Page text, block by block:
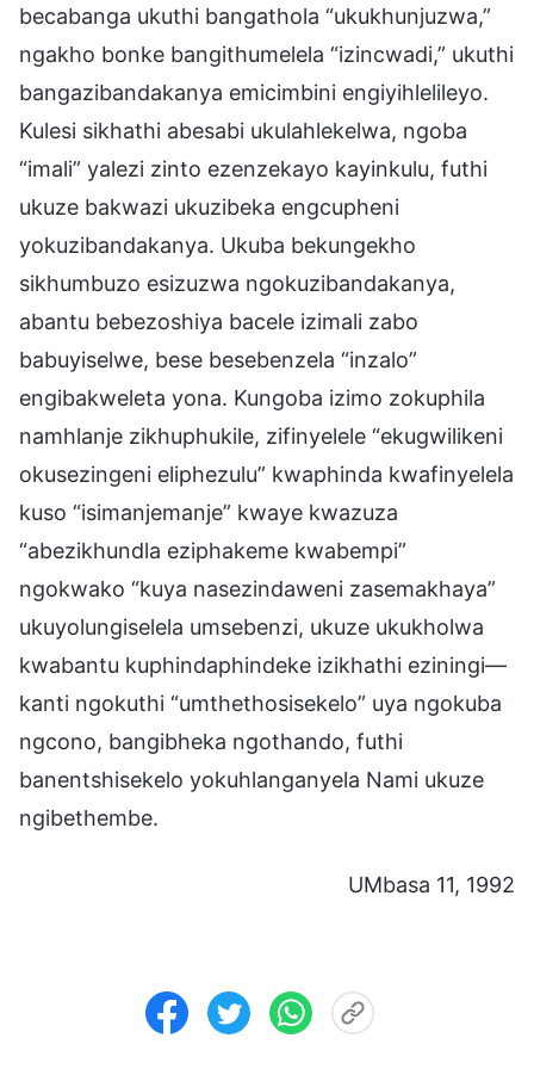
becabanga ukuthi bangathola “ukukhunjuzwa,”
ngakho bonke bangithumelela “izincwadi,” ukuthi
bangazibandakanya emicimbini engiyihlelileyo.
Kulesi sikhathi abesabi ukulahlekelwa, ngoba
“imali” yalezi zinto ezenzekayo kayinkulu, futhi
ukuze bakwazi ukuzibeka engcupheni
yokuzibandakanya. Ukuba bekungekho
sikhumbuzo esizuzwa ngokuzibandakanya,
abantu bebezoshiya bacele izimali zabo
babuyiselwe, bese besebenzela “inzalo”
engibakweleta yona. Kungoba izimo zokuphila
namhlanje zikhuphukile, zifinyelele “ekugwilikeni
okusezingeni eliphezulu” kwaphinda kwafinyelela
kuso “isimanjemanje” kwaye kwazuza
“abezikhundla eziphakeme kwabempi”
ngokwako “kuya nasezindaweni zasemakhaya”
ukuyolungiselela umsebenzi, ukuze ukukholwa
kwabantu kuphindaphindeke izikhathi eziningi—
kanti ngokuthi “umthethosisekelo” uya ngokuba
ngcono, bangibheka ngothando, futhi
banentshisekelo yokuhlanganyela Nami ukuze
ngibethembe.
UMbasa 11, 1992